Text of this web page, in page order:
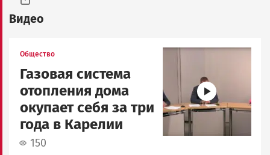
Видео
Общество
Газовая система
отопления дома
окупает себя за три
года в Карелии
150